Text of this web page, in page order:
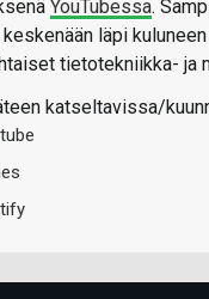
YouTubessa.
läpi
tietotekniikka- ja
katseltavissa/